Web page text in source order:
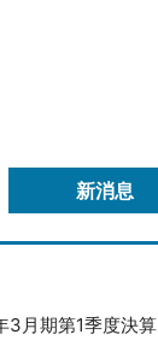
新消息
3月期第1季度決算